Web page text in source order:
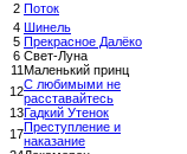
2 Поток
4 Шинель
5 Прекрасное Далёко
6 Свет-Луна
11Маленький принц
12С любимыми не
расставайтесь
13Гадкий Утенок
17Преступление и
наказание